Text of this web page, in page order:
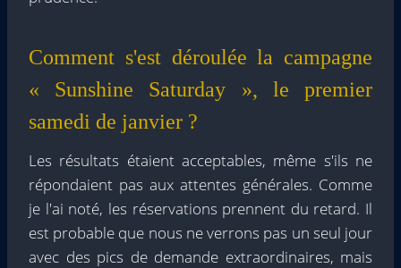
Comment s'est déroulée la campagne
« Sunshine Saturday », le premier
samedi de janvier ?
Les résultats étaient acceptables, même s'ils ne
répondaient pas aux attentes générales. Comme
je l'ai noté, les réservations prennent du retard. Il
est probable que nous ne verrons pas un seul jour
avec des pics de demande extraordinaires, mais